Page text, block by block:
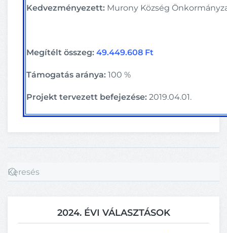
Kedvezményezett: Murony Község
Megítélt összeg: 49.449.608 Ft
Támogatás aránya: 100 %
Projekt tervezett befejezése: 2019.04.01.
2024. ÉVI VÁLASZTÁSOK